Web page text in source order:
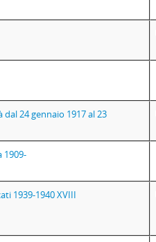
24 gennaio 1917 al 23
1909-
1939-1940 XVIII